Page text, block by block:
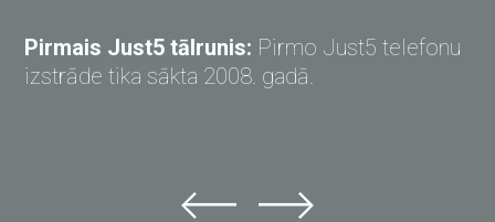
Nevari atrast atbildi?
Pirmais Just5 tālrunis: Pirmo Just5 telefonu
izstrāde tika sākta 2008. gadā.